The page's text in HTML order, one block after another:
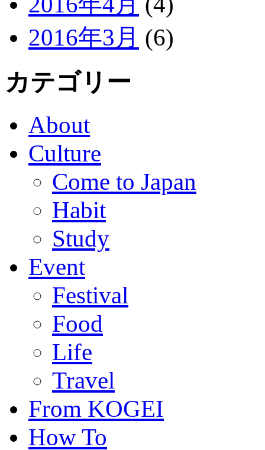
2016年3月 (6)
カテゴリー
About
Culture
Come to Japan
Habit
Study
Event
Festival
Food
Life
Travel
From KOGEI
How To